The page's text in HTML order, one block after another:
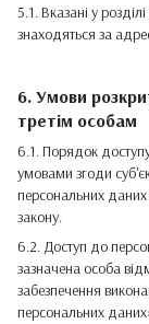
5.1. Вказані у
знаходяться за
6. Умови
третім особам
6.1. Порядок
умовами згоди
персональних
закону.
6.2. Доступ до
зазначена особа
забезпечення
персональних